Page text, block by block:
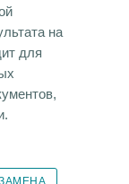
на
для